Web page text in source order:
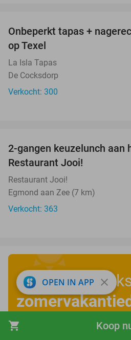
shopping_cart Koop
Onbeperkt tapas +
op Texel
La Isla Tapas
De Cocksdorp
Verkocht: 300
2-gangen keuzelunch aan
Restaurant Jooi!
Restaurant Jooi!
Egmond aan Zee (7 km)
Verkocht: 363
Ontdek de
OPEN IN APP close